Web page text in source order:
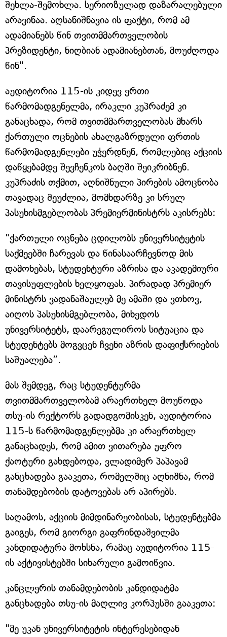
შეხლა-შემოხლა. სერიოზულად დაზარალებული
არავინაა. აღსანიშნავია ის ფაქტი, რომ ამ
ადამიანებს წინ თვითმმართველობის
პრეზიდენტი, ნიღბიან ადამიანებთან, მოუძღოდა
წინ".
აუდიტორია 115-ის კიდევ ერთი
წარმომადგენელმა, ირაკლი კუპრაძემ კი
განაცხადა, რომ თვითმმართველობას მხარს
ქართული ოცნების ახალგაზრდული ფრთის
წარმომადგენლები უჭერდნენ, რომლებიც აქციის
დაწყებამდე შევჩენკოს ბაღში შეიკრიბნენ.
კუპრაძის თქმით, აღნიშნული პირების ამოცნობა
თავადაც შეუძლია, მომხდარზე კი სრულ
პასუხისმგებლობას პრემიერმინისტრს აკისრებს:
"ქართული ოცნება ცდილობს უნივერსიტეტის
საქმეებში ჩარევას და წინასაარჩევნოდ მის
დამონებას, სტუდენტური აზრისა და აკადემიური
თავისუფლების ხელყოფას. პირადად პრემიერ
მინისტრს ვადანაშაულებ მე ამაში და ვთხოვ,
აიღოს პასუხისმგებლობა, მიხედოს
უნივერსიტეტს, დაარეგულიროს სიტუაცია და
სტუდენტებს მოგვცენ ჩვენი აზრის დაფიქსრიების
საშუალება”.
მას შემდეგ, რაც სტუდენტურმა
თვითმმართველობამ არაერთხელ მოუწოდა
თსუ-ის რექტორს გადადგომისკენ, აუდიტორია
115-ს წარმომადგენლებმა კი არაერთხელ
განაცხადეს, რომ ამით ვითარება უფრო
ქაოტური გახდებოდა, ვლადიმერ პაპავამ
განცხადება გააკეთა, რომელშიც აღნიშნა, რომ
თანამდებობის დატოვებას არ აპირებს.
საღამოს, აქციის მიმდინარეობისას, სტუდენტებმა
გაიგეს, რომ გიორგი გაფრინდაშვილმა
კანდიდატურა მოხსნა, რამაც აუდიტორია 115-
ის აქტივისტებში სიხარული გამოიწვია.
კანცლერის თანამდებობის კანდიდატმა
განცხადება თსუ-ის მაღლივ კორპუსში გააკეთა:
"მე უკან უნივერსიტეტის ინტერესებიდან